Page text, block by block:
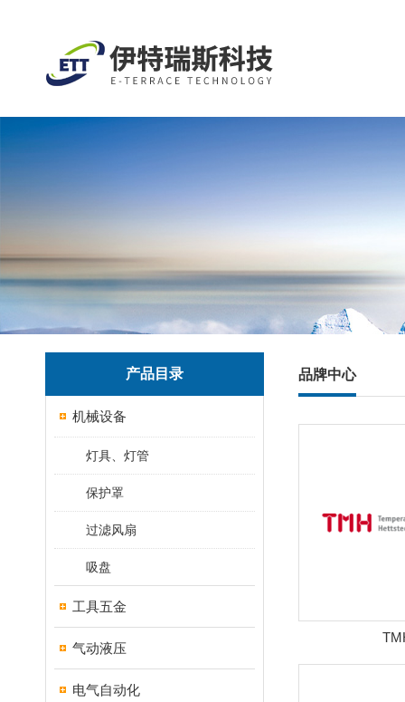
产品目录
机械设备
灯具、灯管
保护罩
过滤风扇
吸盘
工具五金
气动液压
电气自动化
品牌中心